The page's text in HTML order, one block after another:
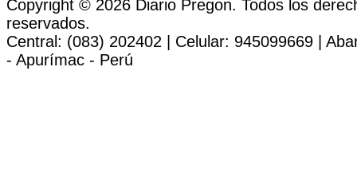
Copyright © 2026 Diario Pregon. Todos los
reservados.
Central: (083) 202402 | Celular: 945099669 |
- Apurímac - Perú